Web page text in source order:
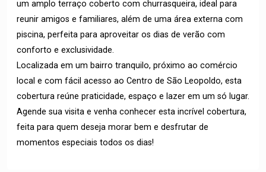
um amplo terraço coberto com churrasqueira, ideal para
reunir amigos e familiares, além de uma área externa com
piscina, perfeita para aproveitar os dias de verão com
conforto e exclusividade.
Localizada em um bairro tranquilo, próximo ao comércio
local e com fácil acesso ao Centro de São Leopoldo, esta
cobertura reúne praticidade, espaço e lazer em um só lugar.
Agende sua visita e venha conhecer esta incrível cobertura,
feita para quem deseja morar bem e desfrutar de
momentos especiais todos os dias!